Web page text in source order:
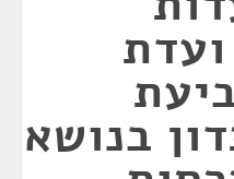
בנושא